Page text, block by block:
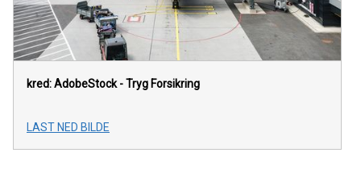
kred: AdobeStock - Tryg Forsikring
LAST NED BILDE